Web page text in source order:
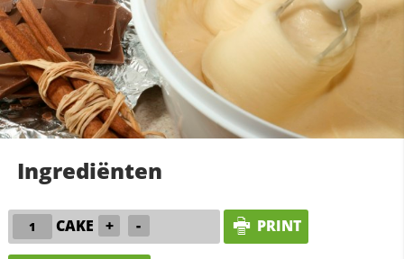
Ingrediënten
CAKE + - PRINT